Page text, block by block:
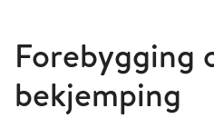
Forebygging
bekjemping